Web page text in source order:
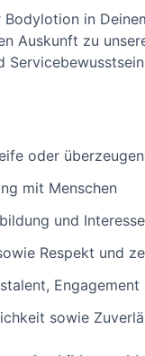
Bodylotion in
Auskunft zu
oder
mit Menschen
und
Respekt und
sowie